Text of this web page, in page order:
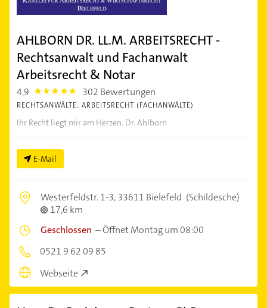
AHLBORN DR. LL.M. ARBEITSRECHT -
Rechtsanwalt und Fachanwalt
Arbeitsrecht & Notar
4,9 4.9 302 Bewertungen
RECHTSANWÄLTE: ARBEITSRECHT (FACHANWÄLTE)
Ihr Recht liegt mir am Herzen. Dr. Ahlborn
E-Mail
Westerfeldstr. 1-3,33611 Bielefeld (Schildesche)
17,6 km
Geschlossen –Öffnet Montag um 08:00
0521 9 62 09 85
Webseite